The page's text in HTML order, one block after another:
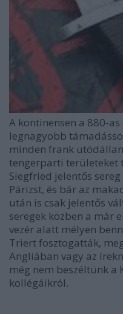
A kontinensen a 880-
legnagyobb
minden frank
tengerparti területeket
Siegfried jelentős
Párizst, és bár az
után is csak jelentős
seregek közben a már
vezér alatt mélyen
Triert fosztogatták,
Angliában vagy az
még nem beszéltünk a
kollégáikról.